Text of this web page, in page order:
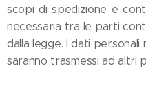
scopi di spedizione e
necessaria tra le parti
dalla legge. I dati
saranno trasmessi ad altri